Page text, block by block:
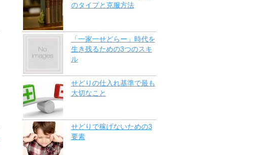
のタイプと克服方法
「一家一せどらー」時代を
生き残るための3つのスキ
ル
せどりの仕入れ基準で最も
大切なこと
せどりで稼げないための3
要素